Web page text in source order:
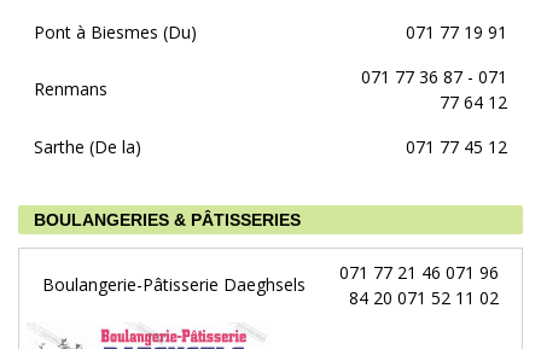
Pont à Biesmes (Du)
071 77 19 91
Renmans
071 77 36 87 - 071
77 64 12
Sarthe (De la)
071 77 45 12
BOULANGERIES & PÂTISSERIES
Boulangerie-Pâtisserie Daeghsels
071 77 21 46 071 96
84 20 071 52 11 02